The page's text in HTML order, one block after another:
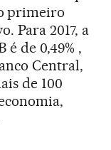
primeiro
Para 2017, a
de 0,49% ,
Central,
de 100